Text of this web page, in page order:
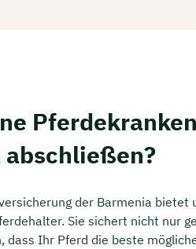
abschließen?
der Barmenia bietet
Sie sichert nicht nur
dass Ihr Pferd die beste